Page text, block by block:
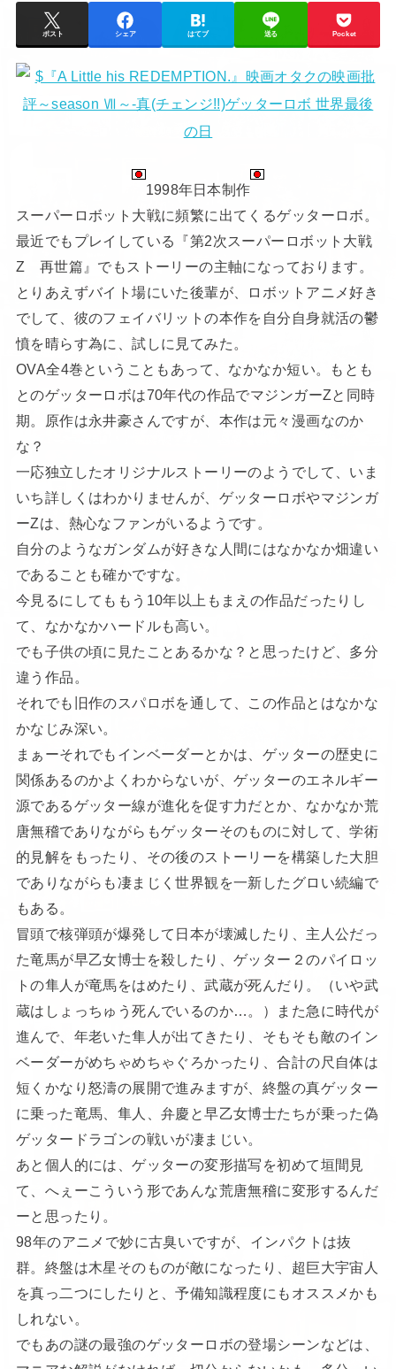
ポスト シェア はてブ 送る Pocket
1998年日本制作
スーパーロボット大戦に頻繁に出てくるゲッターロボ。
最近でもプレイしている『第2次スーパーロボット大戦
Z 再世篇』でもストーリーの主軸になっております。
とりあえずバイト場にいた後輩が、ロボットアニメ好き
でして、彼のフェイバリットの本作を自分自身就活の鬱
憤を晴らす為に、試しに見てみた。
OVA全4巻ということもあって、なかなか短い。もとも
とのゲッターロボは70年代の作品でマジンガーZと同時
期。原作は永井豪さんですが、本作は元々漫画なのか
な？
一応独立したオリジナルストーリーのようでして、いま
いち詳しくはわかりませんが、ゲッターロボやマジンガ
ーZは、熱心なファンがいるようです。
自分のようなガンダムが好きな人間にはなかなか畑違い
であることも確かですな。
今見るにしてももう10年以上もまえの作品だったりし
て、なかなかハードルも高い。
でも子供の頃に見たことあるかな？と思ったけど、多分
違う作品。
それでも旧作のスパロボを通して、この作品とはなかな
かなじみ深い。
まぁーそれでもインベーダーとかは、ゲッターの歴史に
関係あるのかよくわからないが、ゲッターのエネルギー
源であるゲッター線が進化を促す力だとか、なかなか荒
唐無稽でありながらもゲッターそのものに対して、学術
的見解をもったり、その後のストーリーを構築した大胆
でありながらも凄まじく世界観を一新したグロい続編で
もある。
冒頭で核弾頭が爆発して日本が壊滅したり、主人公だっ
た竜馬が早乙女博士を殺したり、ゲッター２のパイロッ
トの隼人が竜馬をはめたり、武蔵が死んだり。（いや武
蔵はしょっちゅう死んでいるのか…。）また急に時代が
進んで、年老いた隼人が出てきたり、そもそも敵のイン
ベーダーがめちゃめちゃぐろかったり、合計の尺自体は
短くかなり怒濤の展開で進みますが、終盤の真ゲッター
に乗った竜馬、隼人、弁慶と早乙女博士たちが乗った偽
ゲッタードラゴンの戦いが凄まじい。
あと個人的には、ゲッターの変形描写を初めて垣間見
て、へぇーこういう形であんな荒唐無稽に変形するんだ
ーと思ったり。
98年のアニメで妙に古臭いですが、インパクトは抜
群。終盤は木星そのものが敵になったり、超巨大宇宙人
を真っ二つにしたりと、予備知識程度にもオススメかも
しれない。
でもあの謎の最強のゲッターロボの登場シーンなどは、